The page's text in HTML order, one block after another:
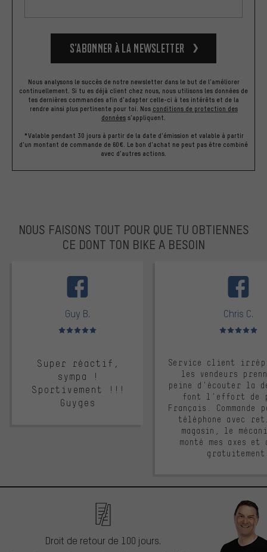
S’abonner à la newsletter
Nous analysons le succès de notre newsletter dans le but de l'améliorer
continuellement. Si tu es déjà client chez nous, nous utilisons les données de
tes dernières commandes afin d'adapter celle-ci à tes intérêts et de la
rendre ainsi plus pertinente pour toi. Nos conditions de protection des
données s'appliquent.
*Valable pendant 30 jours à partir de la date d'émission et valable à partir
d'un montant de commande de 60€. Le bon d'achat ne peut pas être combiné
avec d'autres actions.
NOUS FAISONS TOUT POUR QUE TU OBTIENNES
CE DONT TON BIKE A BESOIN
Guy B.
Note moyenne : 5 sur 5
Super réactif,
sympa !
Sportivement !!!
Guyges
Chris C.
Note moyenne :
Service client
les vendeurs
peine d'écouter la
font l'effort de
Français. Commande
téléphone avec
magasin, le
monté mes axes et
Droit de retour de 100 jours.